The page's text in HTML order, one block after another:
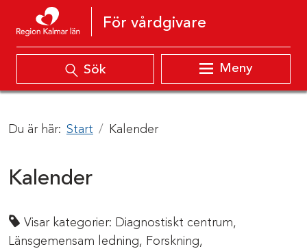
Hoppa till innehåll
För vårdgivare
Sök Meny
Du är här: Start Kalender
Kalender
Visar kategorier: Diagnostiskt centrum,
Länsgemensam ledning, Forskning,